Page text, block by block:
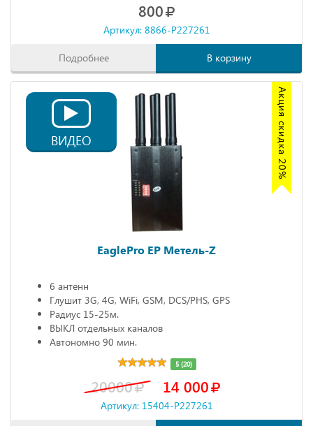
800
Артикул: 8866-P227261
Подробнее В корзину
Акция скидка 20%
ВИДЕО
EaglePro EP Метель-Z
6 антенн
Глушит 3G, 4G, WiFi, GSM, DCS/PHS, GPS
Радиус 15-25м.
ВЫКЛ отдельных каналов
Автономно 90 мин.
5 (20)
20000 14 000
Артикул: 15404-P227261